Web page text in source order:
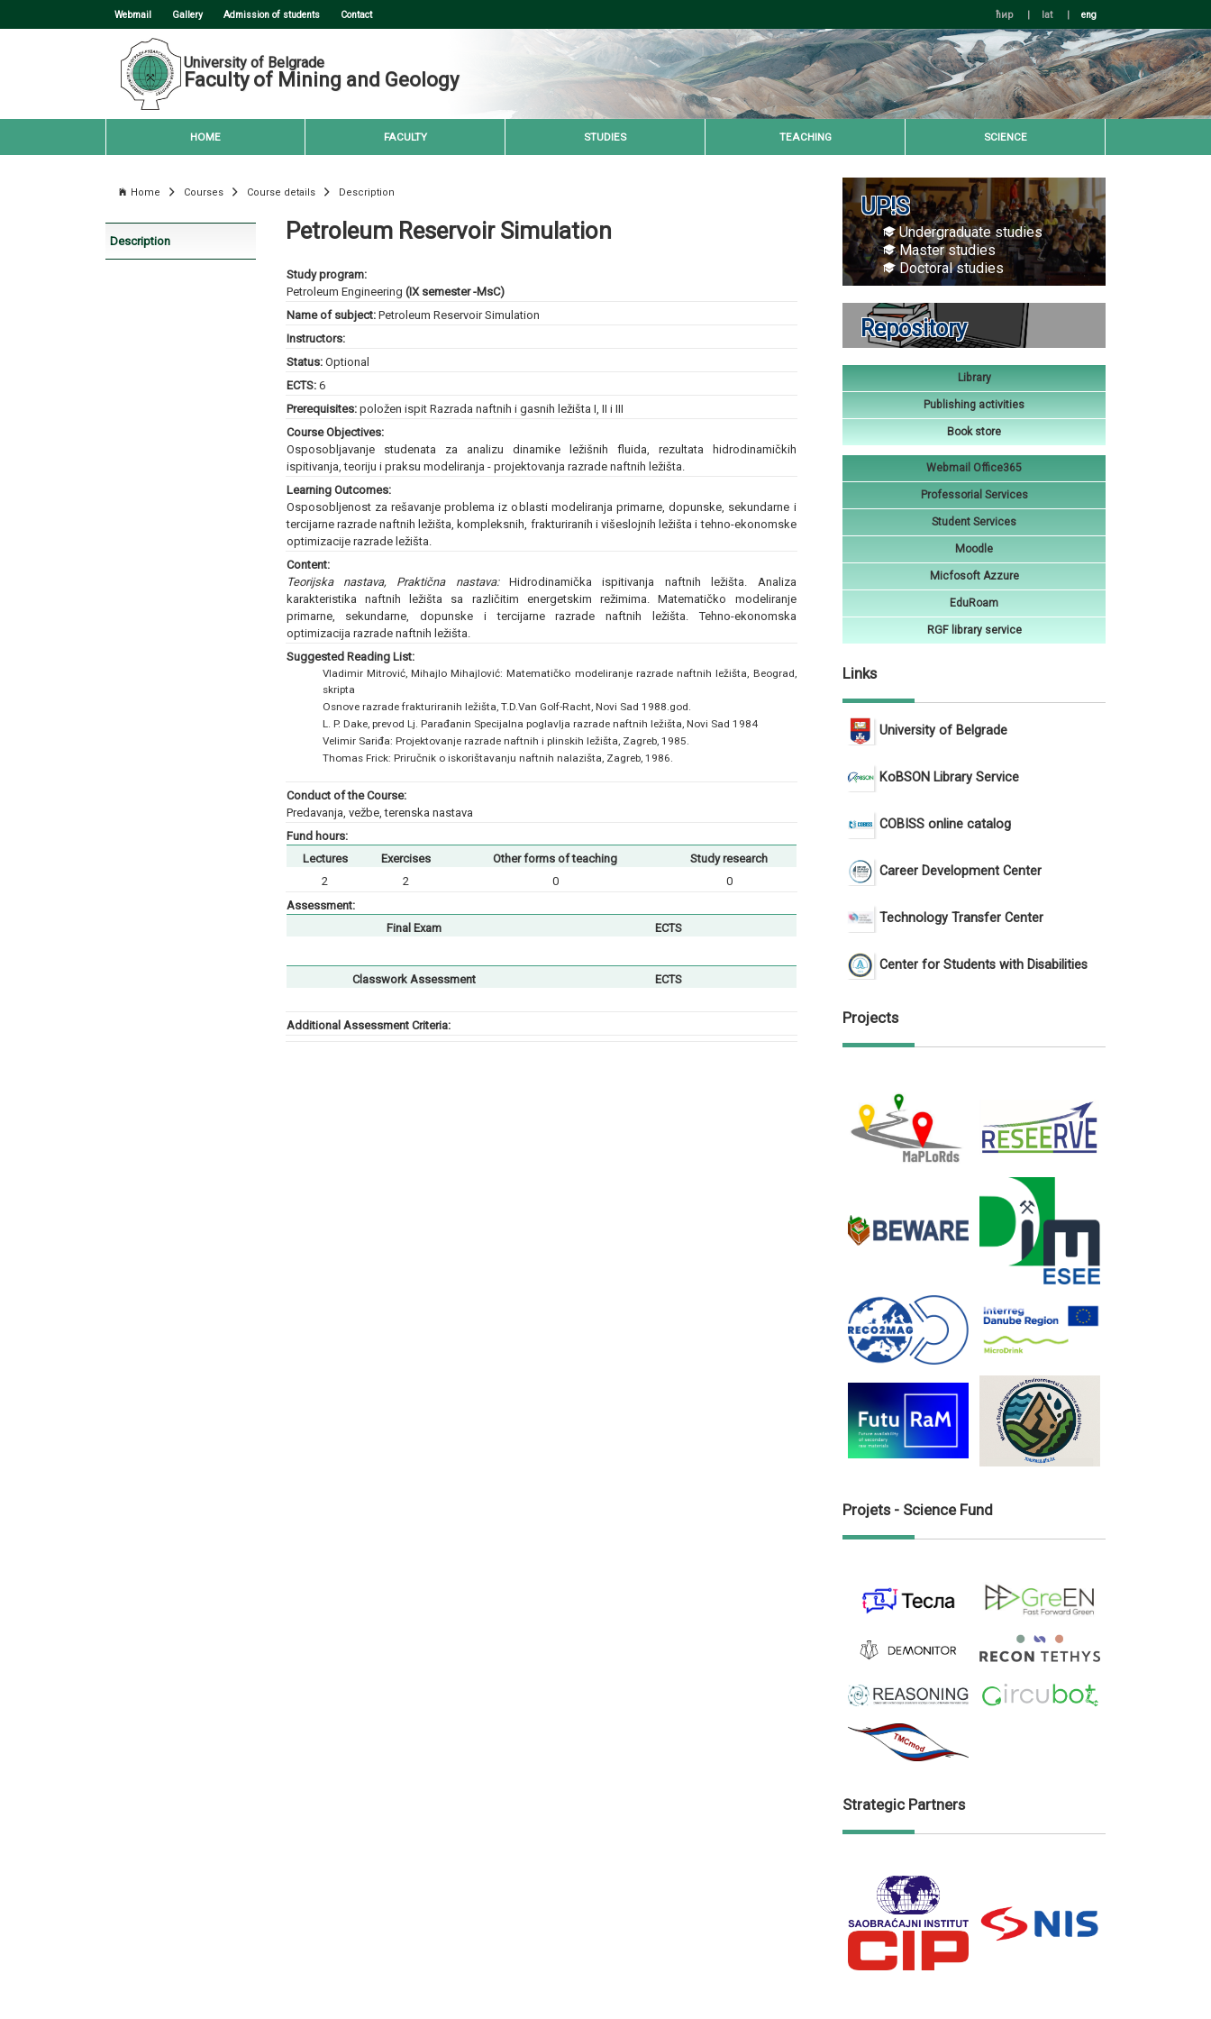
Webmail Gallery Admission of students Contact ћир | lat | eng
University of Belgrade
Faculty of Mining and Geology
HOME FACULTY STUDIES TEACHING SCIENCE
Home Courses Course details Description
Description Petroleum Reservoir Simulation
Study program:
Petroleum Engineering (IX semester -MsC)
Name of subject: Petroleum Reservoir Simulation
Instructors:
Status: Optional
ECTS: 6
Prerequisites: položen ispit Razrada naftnih i gasnih ležišta I, II i III
Course Objectives:
Osposobljavanje studenata za analizu dinamike ležišnih fluida, rezultata hidrodinamičkih
ispitivanja, teoriju i praksu modeliranja - projektovanja razrade naftnih ležišta.
Learning Outcomes:
Osposobljenost za rešavanje problema iz oblasti modeliranja primarne, dopunske, sekundarne i
tercijarne razrade naftnih ležišta, kompleksnih, frakturiranih i višeslojnih ležišta i tehno-ekonomske
optimizacije razrade ležišta.
Content:
Teorijska nastava, Praktična nastava:Hidrodinamička ispitivanja naftnih ležišta. Analiza
karakteristika naftnih ležišta sa različitim energetskim režimima. Matematičko modeliranje
primarne, sekundarne, dopunske i tercijarne razrade naftnih ležišta. Tehno-ekonomska
optimizacija razrade naftnih ležišta.
Suggested Reading List:
Vladimir Mitrović, Mihajlo Mihajlović: Matematičko modeliranje razrade naftnih ležišta, Beograd,
skripta
Osnove razrade frakturiranih ležišta, T.D.Van Golf-Racht, Novi Sad 1988.god.
L. P. Dake, prevod Lj. Parađanin Specijalna poglavlja razrade naftnih ležišta, Novi Sad 1984
Velimir Sariđa: Projektovanje razrade naftnih i plinskih ležišta, Zagreb, 1985.
Thomas Frick: Priručnik o iskorištavanju naftnih nalazišta, Zagreb, 1986.
Conduct of the Course:
Predavanja, vežbe, terenska nastava
Fund hours:
Lectures
Exercises Other forms of teaching
Study research
2
2 0
0
Assessment:
Final Exam
ECTS
Classwork Assessment ECTS
Additional Assessment Criteria:
UP!S
Undergraduate studies
Master studies
Doctoral studies
Repository
Library
Publishing activities
Book store
Webmail Office365
Professorial Services
Student Services
Moodle
Micfosoft Azzure
EduRoam
RGF library service
Links
University of Belgrade
KoBSON Library Service
COBISS online catalog
Career Development Center
Technology Transfer Center
Center for Students with Disabilities
Projects
Projets - Science Fund
Strategic Partners